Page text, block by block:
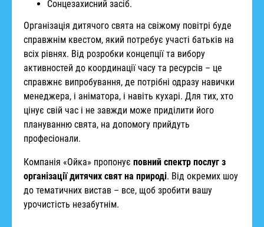
Сонцезахисний засіб.
Організація дитячого свята на свіжому повітрі буде
справжнім квестом, який потребує участі батьків на
всіх рівнях. Від розробки концепції та вибору
активностей до координації часу та ресурсів – це
справжнє випробування, де потрібні одразу навички
менеджера, і аніматора, і навіть кухарі. Для тих, хто
цінує свій час і не завжди може приділити його
плануванню свята, на допомогу прийдуть
професіонали.
Компанія «Ойка» пропонує повний спектр послуг з
організації дитячих свят на природі. Від окремих шоу
до тематичних вистав – все, щоб зробити вашу
урочистість незабутнім.